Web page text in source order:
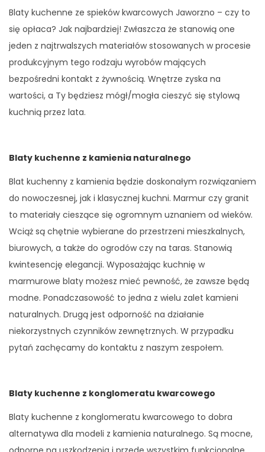
Blaty kuchenne ze spieków kwarcowych Jaworzno – czy to
się opłaca? Jak najbardziej! Zwłaszcza że stanowią one
jeden z najtrwalszych materiałów stosowanych w procesie
produkcyjnym tego rodzaju wyrobów mających
bezpośredni kontakt z żywnością. Wnętrze zyska na
wartości, a Ty będziesz mógł/mogła cieszyć się stylową
kuchnią przez lata.
Blaty kuchenne z kamienia naturalnego
Blat kuchenny z kamienia będzie doskonałym rozwiązaniem
do nowoczesnej, jak i klasycznej kuchni. Marmur czy granit
to materiały cieszące się ogromnym uznaniem od wieków.
Wciąż są chętnie wybierane do przestrzeni mieszkalnych,
biurowych, a także do ogrodów czy na taras. Stanowią
kwintesencję elegancji. Wyposażając kuchnię w
marmurowe blaty możesz mieć pewność, że zawsze będą
modne. Ponadczasowość to jedna z wielu zalet kamieni
naturalnych. Drugą jest odporność na działanie
niekorzystnych czynników zewnętrznych. W przypadku
pytań zachęcamy do kontaktu z naszym zespołem.
Blaty kuchenne z konglomeratu kwarcowego
Blaty kuchenne z konglomeratu kwarcowego to dobra
alternatywa dla modeli z kamienia naturalnego. Są mocne,